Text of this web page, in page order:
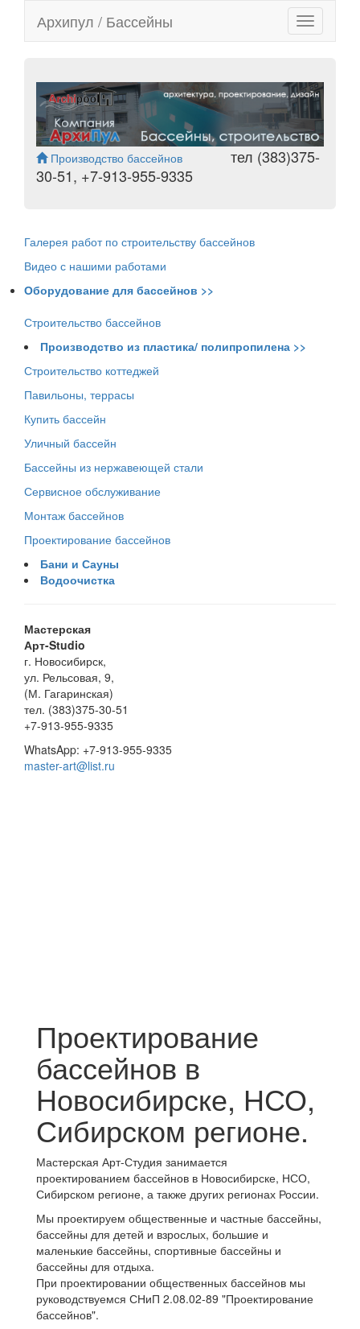
Toggle
navigation
Архипул / Бассейны
Производство бассейнов
тел (383)375-
30-51, +7-913-955-9335
Галерея работ по строительству бассейнов
Видео с нашими работами
Оборудование для бассейнов >>
Строительство бассейнов
Производство из пластика/ полипропилена >>
Строительство коттеджей
Павильоны, террасы
Купить бассейн
Уличный бассейн
Бассейны из нержавеющей стали
Сервисное обслуживание
Монтаж бассейнов
Проектирование бассейнов
Бани и Сауны
Водоочистка
Мастерская
Арт-Studio
г. Новосибирск,
ул. Рельсовая, 9,
(М. Гагаринская)
тел. (383)375-30-51
+7-913-955-9335
WhatsApp: +7-913-955-9335
master-art@list.ru
Проектирование
бассейнов в
Новосибирске, НСО,
Сибирском регионе.
Мастерская Арт-Студия занимается
проектированием бассейнов в Новосибирске, НСО,
Сибирском регионе, а также других регионах России.
Мы проектируем общественные и частные бассейны,
бассейны для детей и взрослых, большие и
маленькие бассейны, спортивные бассейны и
бассейны для отдыха.
При проектировании общественных бассейнов мы
руководствуемся СНиП 2.08.02-89 "Проектирование
бассейнов".